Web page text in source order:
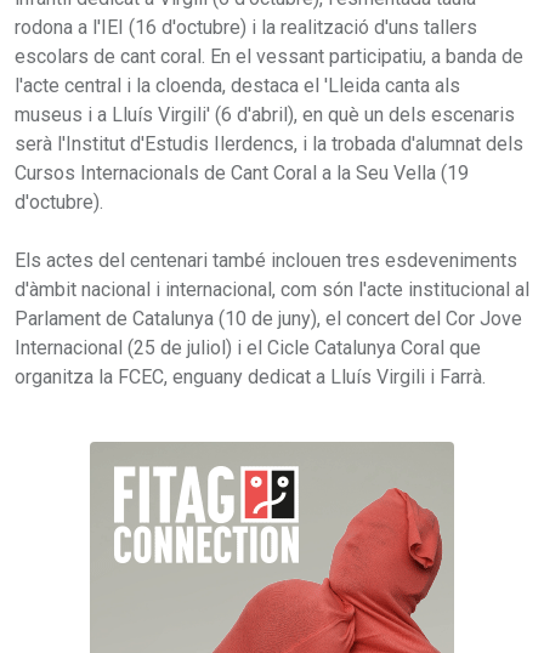
rodona a l'IEI (16 d'octubre) i la realització d'uns tallers
escolars de cant coral. En el vessant participatiu, a banda de
l'acte central i la cloenda, destaca el 'Lleida canta als
museus i a Lluís Virgili' (6 d'abril), en què un dels escenaris
serà l'Institut d'Estudis Ilerdencs, i la trobada d'alumnat dels
Cursos Internacionals de Cant Coral a la Seu Vella (19
d'octubre).
Els actes del centenari també inclouen tres esdeveniments
d'àmbit nacional i internacional, com són l'acte institucional al
Parlament de Catalunya (10 de juny), el concert del Cor Jove
Internacional (25 de juliol) i el Cicle Catalunya Coral que
organitza la FCEC, enguany dedicat a Lluís Virgili i Farrà.